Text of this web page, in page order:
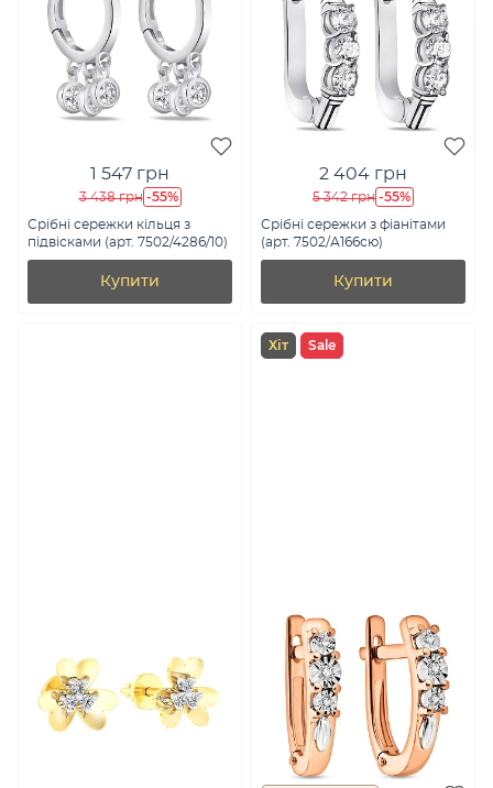
1 547 грн
3 438 грн -55%
Срібні сережки кільця з
підвісками (арт. 7502/4286/10)
Купити
2 404 грн
5 342 грн -55%
Срібні сережки з фіанітами
(арт. 7502/А166сю)
Купити
Хіт Sale